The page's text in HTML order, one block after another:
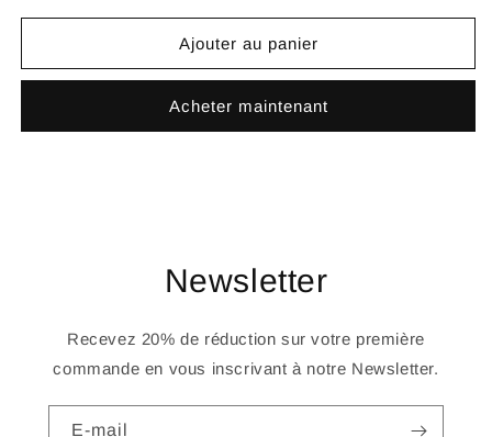
Ajouter au panier
Acheter maintenant
Newsletter
Recevez 20% de réduction sur votre première
commande en vous inscrivant à notre Newsletter.
E-mail